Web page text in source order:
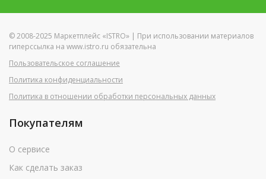
© 2008-2025 Маркетплейс «ISTRO» | При использовании материалов
гиперссылка на www.istro.ru обязательна
Пользовательское соглашение
Политика конфиденциальности
Политика в отношении обработки персональных данных
Покупателям
О сервисе
Как сделать заказ